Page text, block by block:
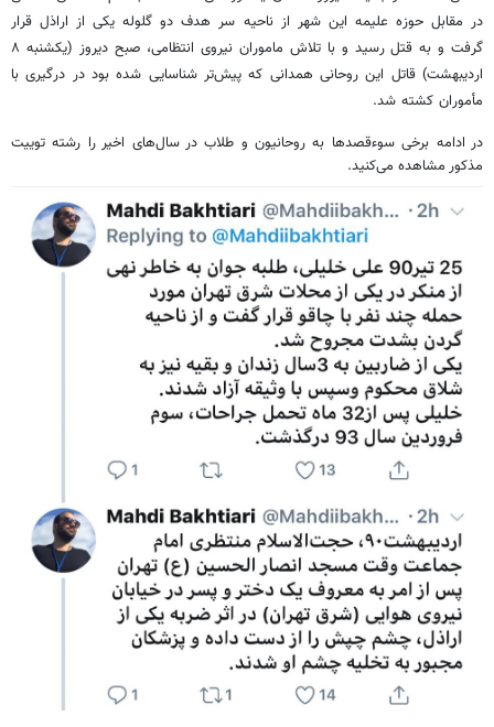
در مقابل حوزه علیمه این شهر از ناحیه سر هدف دو گلوله یکی از اراذل قرار
گرفت و به قتل رسید و با تلاش ماموران نیروی انتظامی، صبح دیروز (یکشنبه ۸
اردیبهشت) قاتل این روحانی همدانی که پیش‌تر شناسایی شده بود در درگیری با
مأموران کشته شد.
در ادامه برخی سوءقصدها به روحانیون و طلاب در سال‌های اخیر را رشته توییت
مذکور مشاهده می‌کنید.